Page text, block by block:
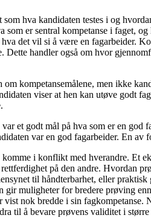
hva kandidaten testes i og
er sentral kompetanse i faget,
det vil si å være en fagarbeider.
handler også om hvor
kompetansemålene, men ikke
viser at hen kan utøve godt
et godt mål på hva som er en god
var en god fagarbeider. En
i konflikt med hverandre. Et
på den andre. Hvordan
til håndterbarhet, eller
gir muligheter for bredere prøving
nok bredde i sin fagkompetanse.
til å bevare prøvens validitet i